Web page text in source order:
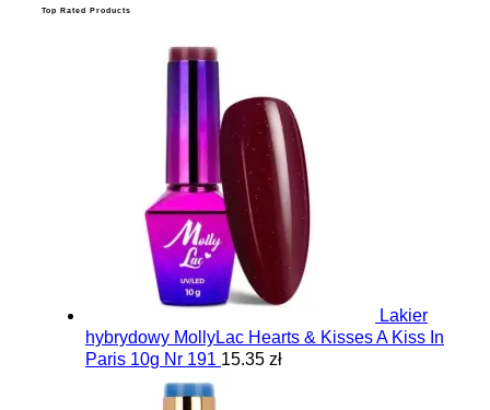
Top Rated Products
Lakier
hybrydowy MollyLac Hearts & Kisses A Kiss In
Paris 10g Nr 191 15.35 zł